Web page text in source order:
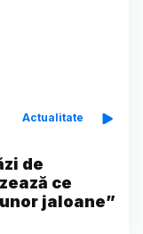
Actualitate
de
ce
jaloane”